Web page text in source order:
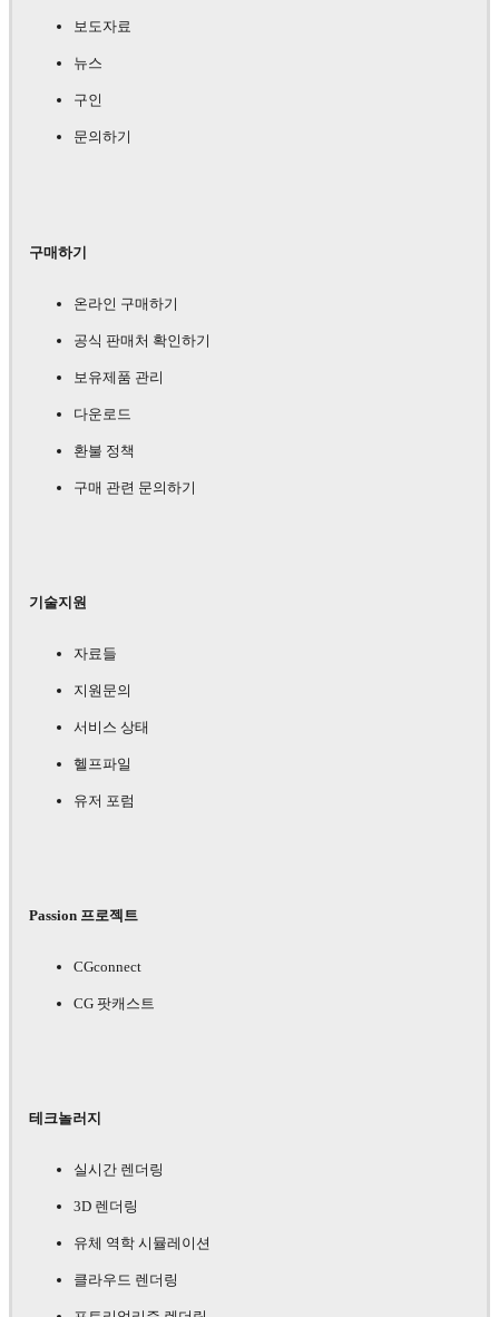
보도자료
뉴스
구인
문의하기
구매하기
온라인 구매하기
공식 판매처 확인하기
보유제품 관리
다운로드
환불 정책
구매 관련 문의하기
기술지원
자료들
지원문의
서비스 상태
헬프파일
유저 포럼
Passion 프로젝트
CGconnect
CG 팟캐스트
테크놀러지
실시간 렌더링
3D 렌더링
유체 역학 시뮬레이션
클라우드 렌더링